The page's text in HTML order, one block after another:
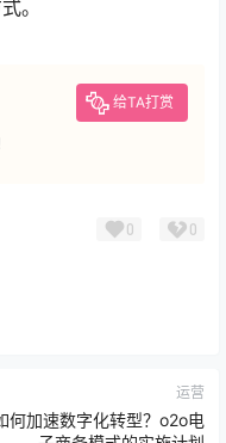
。
给TA打赏
0 0
运营
何加速数字化转型？o2o电